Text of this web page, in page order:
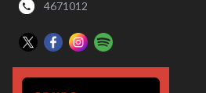
4671012